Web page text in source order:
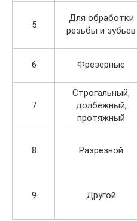
5
Для обработки
резьбы и зубьев
6 Фрезерные
7
Строгальный,
долбежный,
протяжный
8 Разрезной
9 Другой